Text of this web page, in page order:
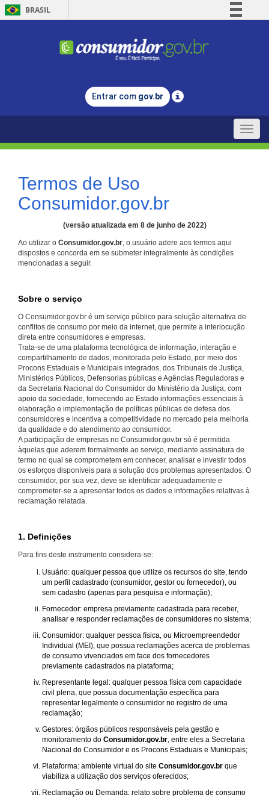
BRASIL
Comunica BR
Legislação
Entrar com gov.br
Toggle
Termos de Uso
Consumidor.gov.br
(versão atualizada em 8 de junho de 2022)
Ao utilizar o Consumidor.gov.br, o usuário adere aos termos aqui
dispostos e concorda em se submeter integralmente às condições
mencionadas a seguir.
Sobre o serviço
O Consumidor.gov.br é um serviço público para solução alternativa de
conflitos de consumo por meio da internet, que permite a interlocução
direta entre consumidores e empresas.
Trata-se de uma plataforma tecnológica de informação, interação e
compartilhamento de dados, monitorada pelo Estado, por meio dos
Procons Estaduais e Municipais integrados, dos Tribunais de Justiça,
Ministérios Públicos, Defensorias públicas e Agências Reguladoras e
da Secretaria Nacional do Consumidor do Ministério da Justiça, com
apoio da sociedade, fornecendo ao Estado informações essenciais à
elaboração e implementação de políticas públicas de defesa dos
consumidores e incentiva a competitividade no mercado pela melhoria
da qualidade e do atendimento ao consumidor.
A participação de empresas no Consumidor.gov.br só é permitida
àquelas que aderem formalmente ao serviço, mediante assinatura de
termo no qual se comprometem em conhecer, analisar e investir todos
os esforços disponíveis para a solução dos problemas apresentados. O
consumidor, por sua vez, deve se identificar adequadamente e
comprometer-se a apresentar todos os dados e informações relativas à
reclamação relatada.
1. Definições
Para fins deste instrumento considera-se:
Usuário: qualquer pessoa que utilize os recursos do site, tendo
um perfil cadastrado (consumidor, gestor ou fornecedor), ou
sem cadastro (apenas para pesquisa e informação);
Fornecedor: empresa previamente cadastrada para receber,
analisar e responder reclamações de consumidores no sistema;
Consumidor: qualquer pessoa física, ou Microempreendedor
Individual (MEI), que possua reclamações acerca de problemas
de consumo vivenciados em face dos fornecedores
previamente cadastrados na plataforma;
Representante legal: qualquer pessoa física com capacidade
civil plena, que possua documentação específica para
representar legalmente o consumidor no registro de uma
reclamação;
Gestores: órgãos públicos responsáveis pela gestão e
monitoramento do Consumidor.gov.br, entre eles a Secretaria
Nacional do Consumidor e os Procons Estaduais e Municipais;
Plataforma: ambiente virtual do site Consumidor.gov.br que
viabiliza a utilização dos serviços oferecidos;
Reclamação ou Demanda: relato sobre problema de consumo